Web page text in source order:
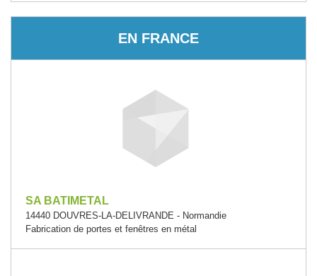
EN FRANCE
SA BATIMETAL
14440 DOUVRES-LA-DELIVRANDE - Normandie
Fabrication de portes et fenêtres en métal